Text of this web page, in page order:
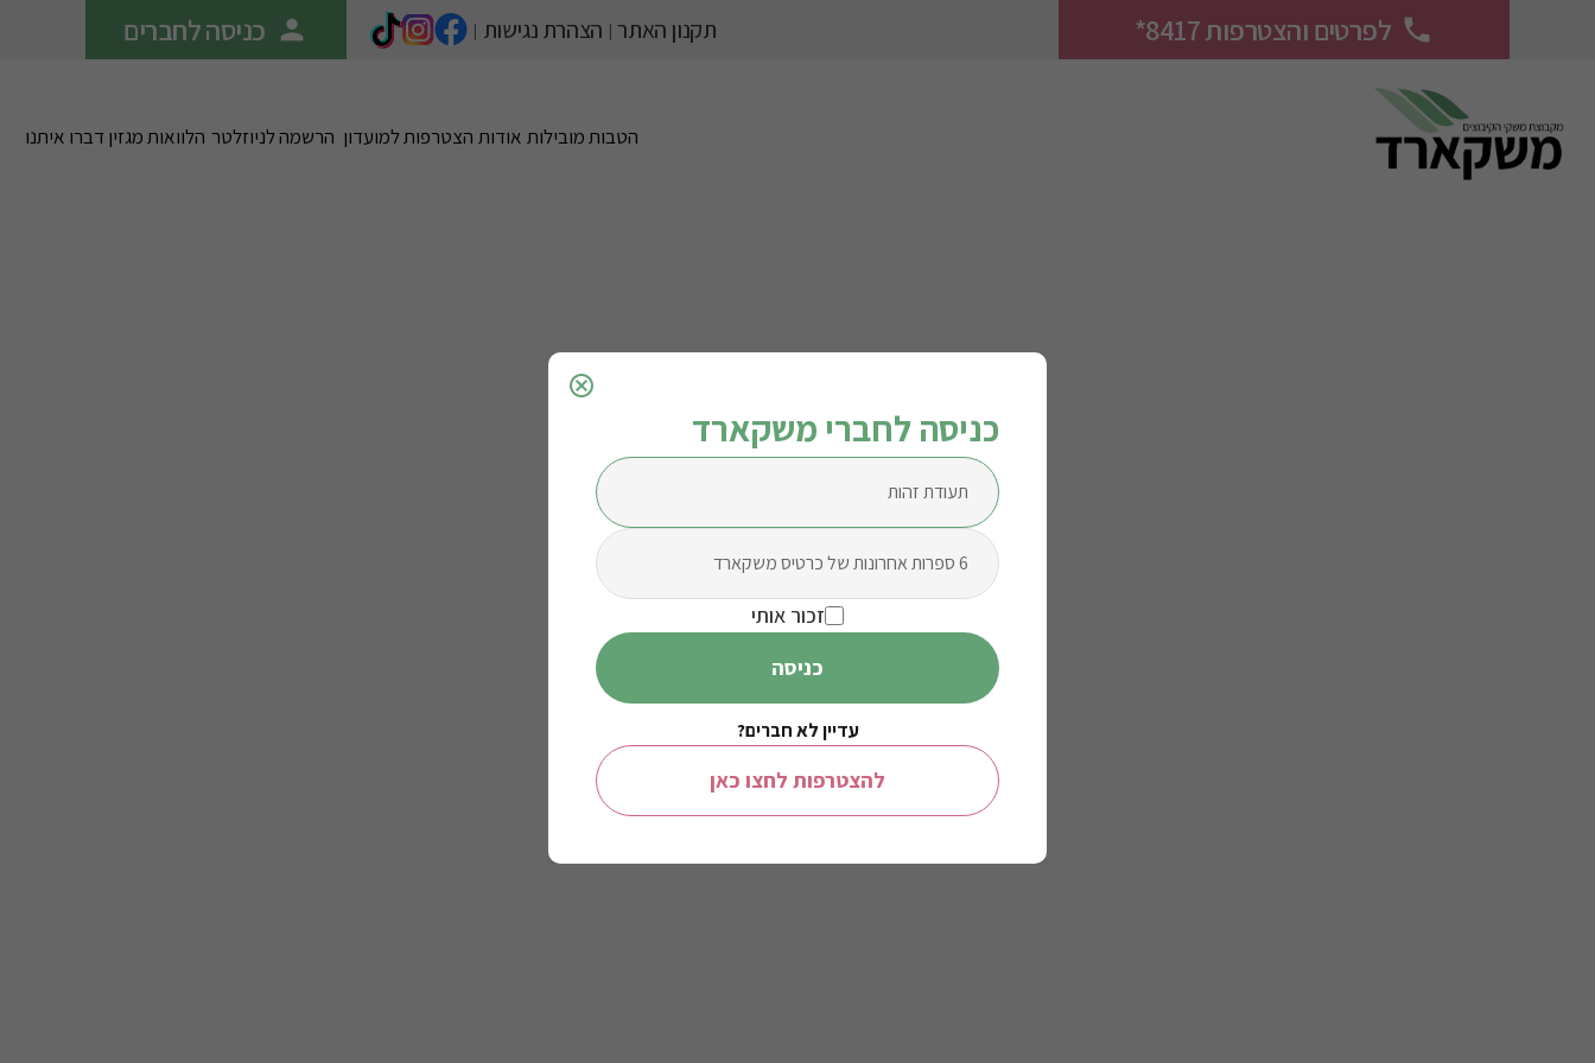
person כניסה לחברים phone לפרטים והצטרפות 8417* תקנון האתר | הצהרת נגישות |
הטבות מובילות אודות הצטרפות למועדון הרשמה לניוזלטר הלוואותמגזיןדברו איתנו
cancel
כניסה לחברי משקארד
תעודת זהות
6 ספרות אחרונות של כרטיס משקארד
זכור אותי
כניסה
עדיין לא חברים?
להצטרפות לחצו כאן